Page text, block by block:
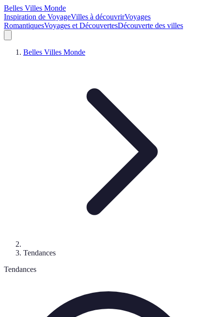
Belles Villes Monde
Inspiration de VoyageVilles à découvrirVoyages
RomantiquesVoyages et DécouvertesDécouverte des villes
Belles Villes Monde
Tendances
Tendances